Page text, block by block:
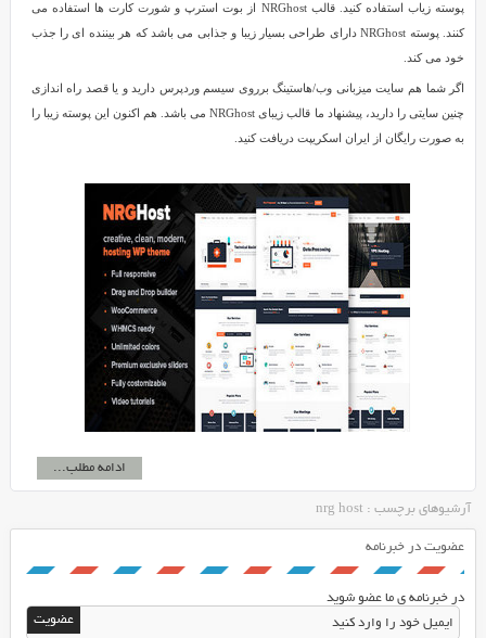
پوسته زیاب استفاده کنید. قالب NRGhost از بوت استرپ و شورت کارت ها استفاده می
کنند. پوسته NRGhost دارای طراحی بسیار زیبا و جذابی می باشد که هر بیننده ای را جذب
خود می کند.
اگر شما هم سایت میزبانی وب/هاستینگ برروی سیسم وردپرس دارید و یا قصد راه اندازی
چنین سایتی را دارید، پیشنهاد ما قالب زیبای NRGhost می باشد. هم اکنون این پوسته زیبا را
به صورت رایگان از ایران اسکریپت دریافت کنید.
ادامه مطلب...
آرشیوهای برچسب : nrg host
عضویت در خبرنامه
در خبرنامه ی ما عضو شوید